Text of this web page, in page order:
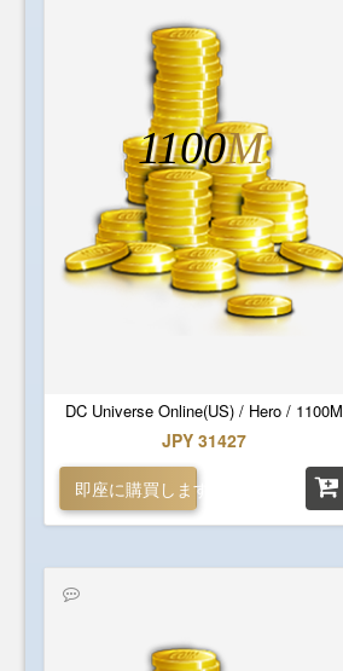
DC Universe Online(US) / Hero / 1100M
1100M
JPY 31427
即座に購買します